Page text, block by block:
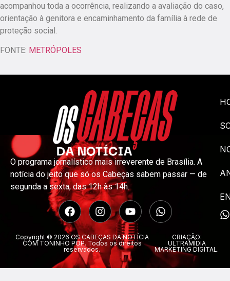
acompanhou toda a ocorrência, realizando a avaliação do caso,
orientação à genitora e encaminhamento da família à rede de
proteção social.
FONTE: METRÓPOLES
O programa jornalístico mais irreverente de Brasília. A
notícia do jeito que só os Cabeças sabem passar — de
segunda a sexta, das 12h às 14h.
Copyright © 2026 OS CABEÇAS DA NOTÍCIA
COM TONINHO POP. Todos os direitos
reservados.
CRIAÇÃO:
ULTRAMÍDIA
MARKETING DIGITAL.